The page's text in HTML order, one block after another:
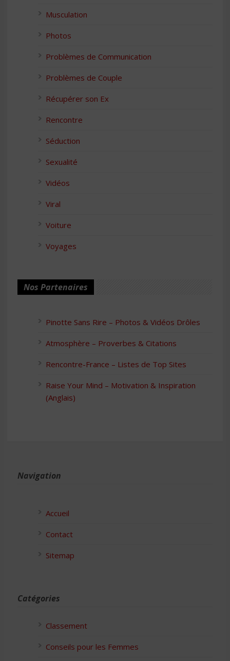
Musculation
Photos
Problèmes de Communication
Problèmes de Couple
Récupérer son Ex
Rencontre
Séduction
Sexualité
Vidéos
Viral
Voiture
Voyages
Nos Partenaires
Pinotte Sans Rire – Photos & Vidéos Drôles
Atmosphère – Proverbes & Citations
Rencontre-France – Listes de Top Sites
Raise Your Mind – Motivation & Inspiration
(Anglais)
Navigation
Accueil
Contact
Sitemap
Catégories
Classement
Conseils pour les Femmes